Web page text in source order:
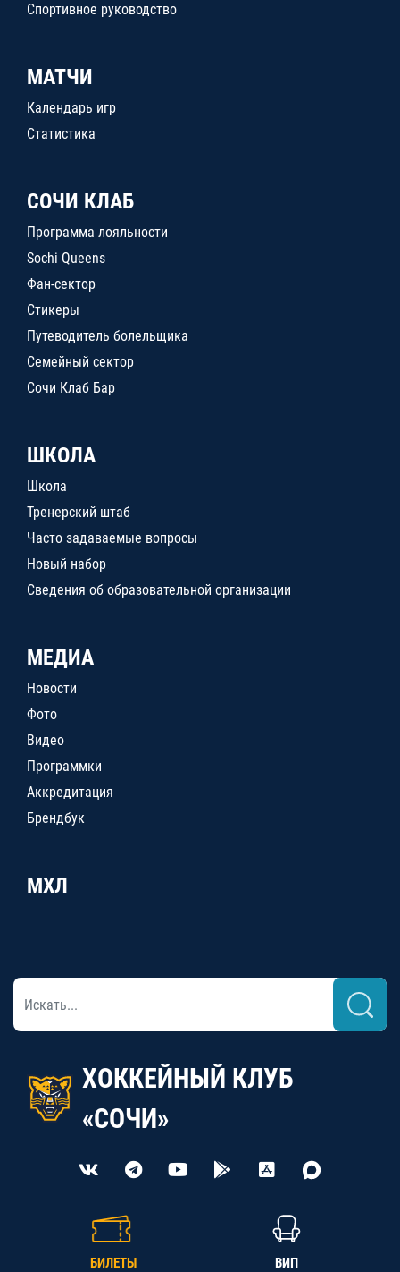
Спортивное руководство
МАТЧИ
Календарь игр
Статистика
СОЧИ КЛАБ
Программа лояльности
Sochi Queens
Фан-сектор
Стикеры
Путеводитель болельщика
Семейный сектор
Сочи Клаб Бар
ШКОЛА
Школа
Тренерский штаб
Часто задаваемые вопросы
Новый набор
Сведения об образовательной организации
МЕДИА
Новости
Фото
Видео
Программки
Аккредитация
Брендбук
МХЛ
ХОККЕЙНЫЙ КЛУБ
«СОЧИ»
БИЛЕТЫ ВИП